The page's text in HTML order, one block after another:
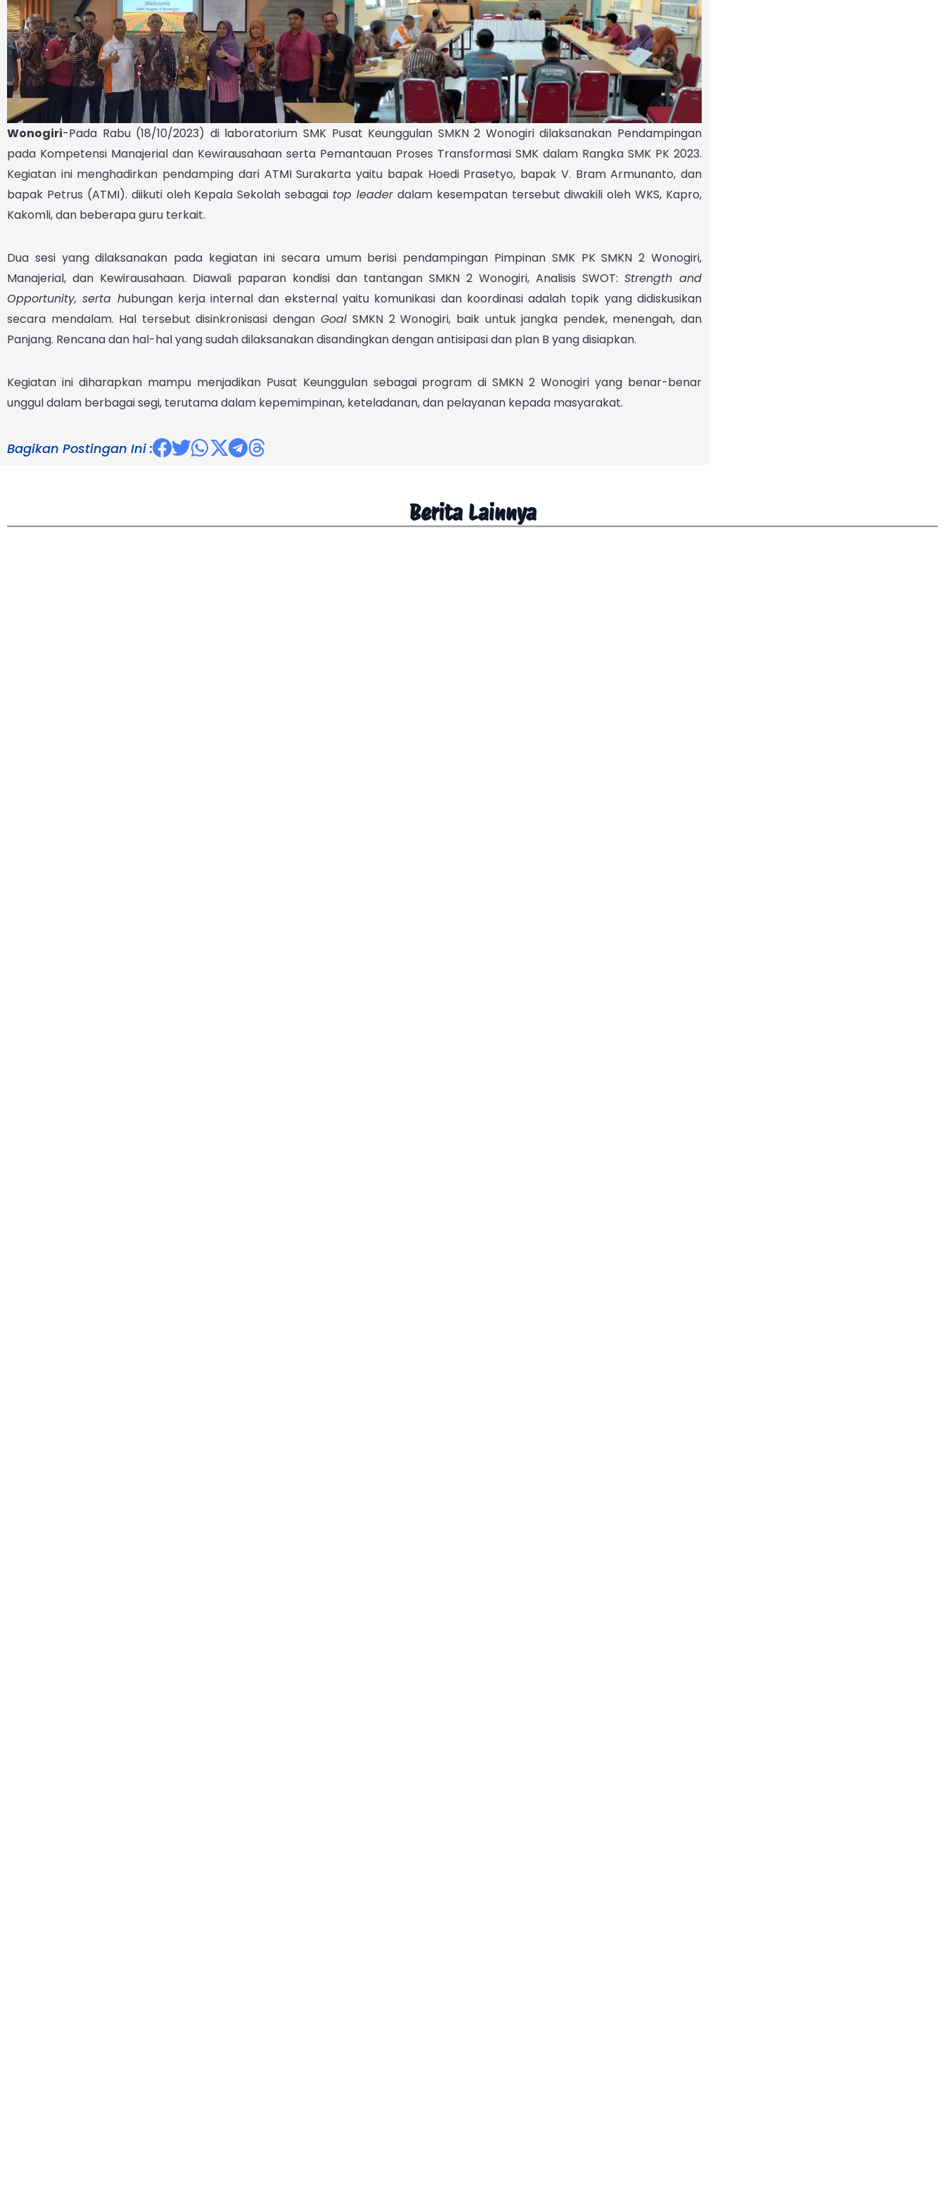
Wonogiri-Pada Rabu (18/10/2023) di laboratorium SMK Pusat Keunggulan SMKN 2 Wonogiri dilaksanakan Pendampingan
pada Kompetensi Manajerial dan Kewirausahaan serta Pemantauan Proses Transformasi SMK dalam Rangka SMK PK 2023.
Kegiatan ini menghadirkan pendamping dari ATMI Surakarta yaitu bapak Hoedi Prasetyo, bapak V. Bram Armunanto, dan
bapak Petrus (ATMI). diikuti oleh Kepala Sekolah sebagai top leaderdalam kesempatan tersebut diwakili oleh WKS, Kapro,
Kakomli, dan beberapa guru terkait.
Dua sesi yang dilaksanakan pada kegiatan ini secara umum berisi pendampingan Pimpinan SMK PK SMKN 2 Wonogiri,
Manajerial, dan Kewirausahaan. Diawali paparan kondisi dan tantangan SMKN 2 Wonogiri, Analisis SWOT: Strength and
Opportunity, serta hubungan kerja internal dan eksternal yaitu komunikasi dan koordinasi adalah topik yang didiskusikan
secara mendalam. Hal tersebut disinkronisasi dengan GoalSMKN 2 Wonogiri, baik untuk jangka pendek, menengah, dan
Panjang. Rencana dan hal-hal yang sudah dilaksanakan disandingkan dengan antisipasi dan plan B yang disiapkan.
Kegiatan ini diharapkan mampu menjadikan Pusat Keunggulan sebagai program di SMKN 2 Wonogiri yang benar-benar
unggul dalam berbagai segi, terutama dalam kepemimpinan, keteladanan, dan pelayanan kepada masyarakat.
Bagikan Postingan Ini :
Berita Lainnya